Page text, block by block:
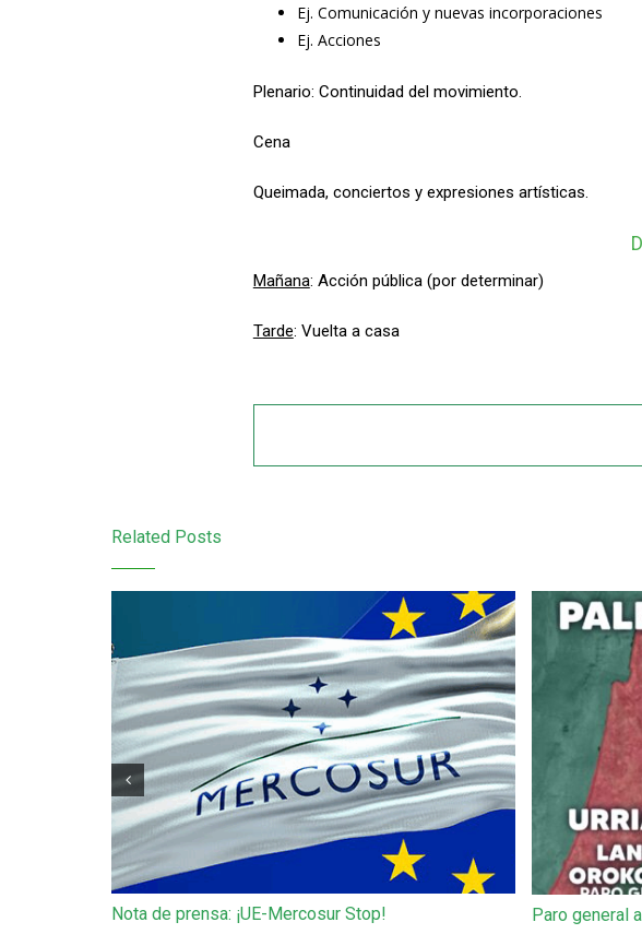
Ej. Comunicación y nuevas incorporaciones
Ej. Acciones
Plenario: Continuidad del movimiento.
Cena
Queimada, conciertos y expresiones artísticas.
Mañana: Acción pública (por determinar)
Tarde: Vuelta a casa
Related Posts
Nota de prensa: ¡UE-Mercosur Stop! Paro general